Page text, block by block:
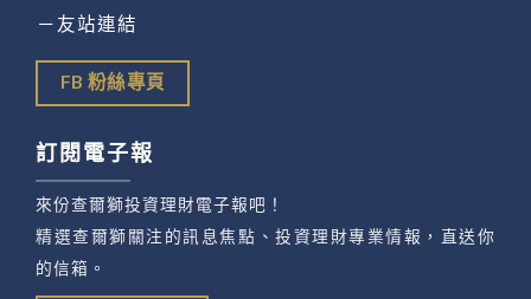
－友站連結
FB 粉絲專頁
訂閱電子報
來份查爾獅投資理財電子報吧！
精選查爾獅關注的訊息焦點、投資理財專業情報，直送你
的信箱。